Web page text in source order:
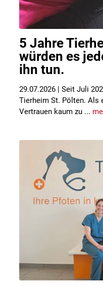
5 Jahre
würden es
ihn tun.
29.07.2026 | Seit Juli
Tierheim St. Pölten. Als
Vertrauen kaum zu ...